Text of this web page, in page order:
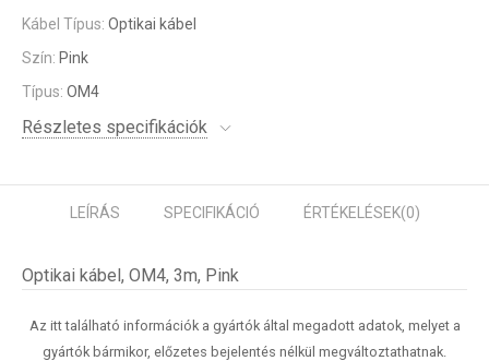
Kábel Típus: Optikai kábel
Szín: Pink
Típus: OM4
Részletes specifikációk
LEÍRÁS SPECIFIKÁCIÓ ÉRTÉKELÉSEK(0)
Optikai kábel, OM4, 3m, Pink
Az itt található információk a gyártók által megadott adatok, melyet a
gyártók bármikor, előzetes bejelentés nélkül megváltoztathatnak.